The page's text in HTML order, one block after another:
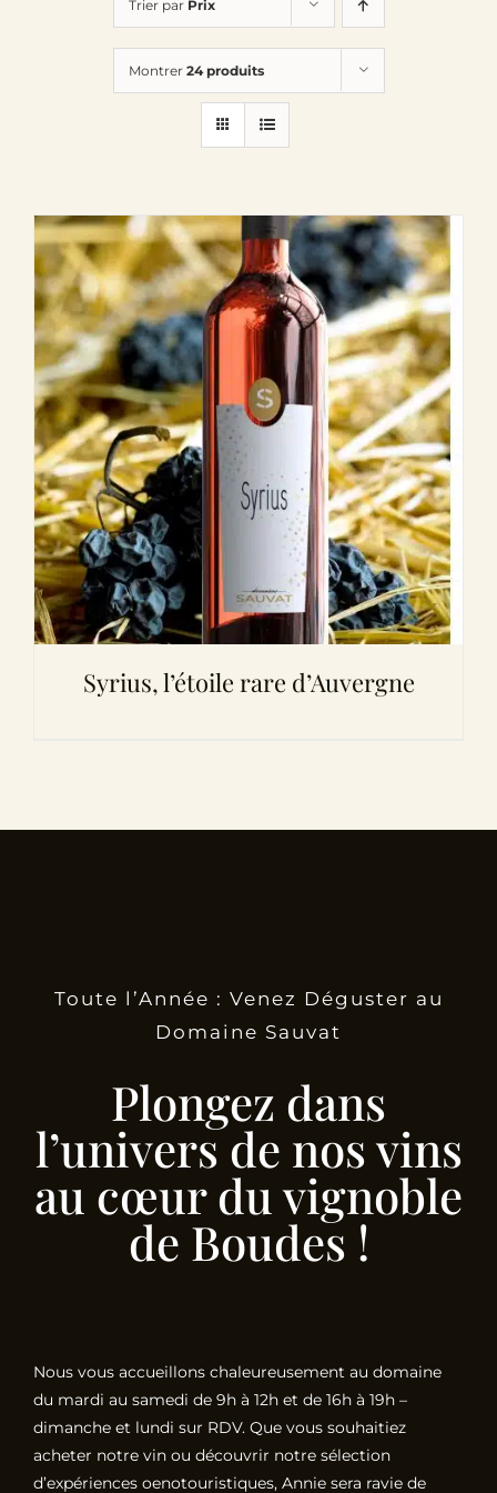
Le Domaine
Œnotourisme
Actualités
Partenaires
Contactez-nous
Trier par Prix
Montrer 24 produits
Syrius, l’étoile rare d’Auvergne
Toute l’Année : Venez Déguster au
Domaine Sauvat
Plongez dans
l’univers de nos vins
au cœur du vignoble
de Boudes !
Nous vous accueillons chaleureusement au domaine
du mardi au samedi de 9h à 12h et de 16h à 19h –
dimanche et lundi sur RDV. Que vous souhaitiez
acheter notre vin ou découvrir notre sélection
d’expériences oenotouristiques, Annie sera ravie de